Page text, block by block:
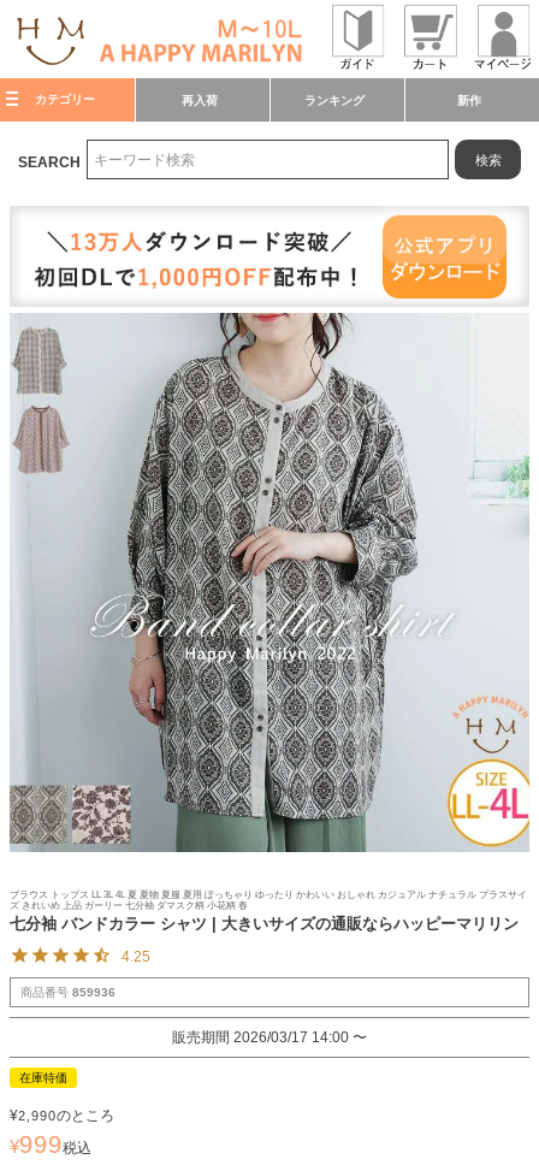
カテゴリー 再入荷 ランキング 新作
SEARCH 検索
ブラウス トップス LL 3L 4L 夏 夏物 夏服 夏用 ぽっちゃり ゆったり かわいい おしゃれ カジュアル ナチュラル プラスサイ
ズ きれいめ 上品 ガーリー 七分袖 ダマスク柄 小花柄 春
七分袖 バンドカラー シャツ | 大きいサイズの通販ならハッピーマリリン
4.25
商品番号 859936
販売期間 2026/03/17 14:00 〜
在庫特価
¥2,990のところ
¥999税込